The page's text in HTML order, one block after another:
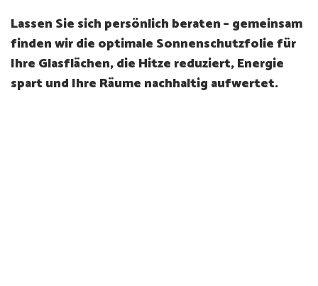
Lassen Sie sich persönlich beraten – gemeinsam
finden wir die optimale Sonnenschutzfolie für
Ihre Glasflächen, die Hitze reduziert, Energie
spart und Ihre Räume nachhaltig aufwertet.